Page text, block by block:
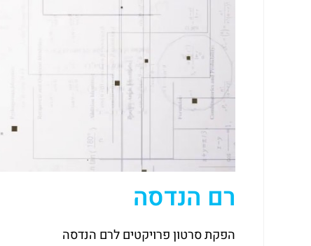
רם הנדסה
הפקת סרטון פרויקטים לרם הנדסה